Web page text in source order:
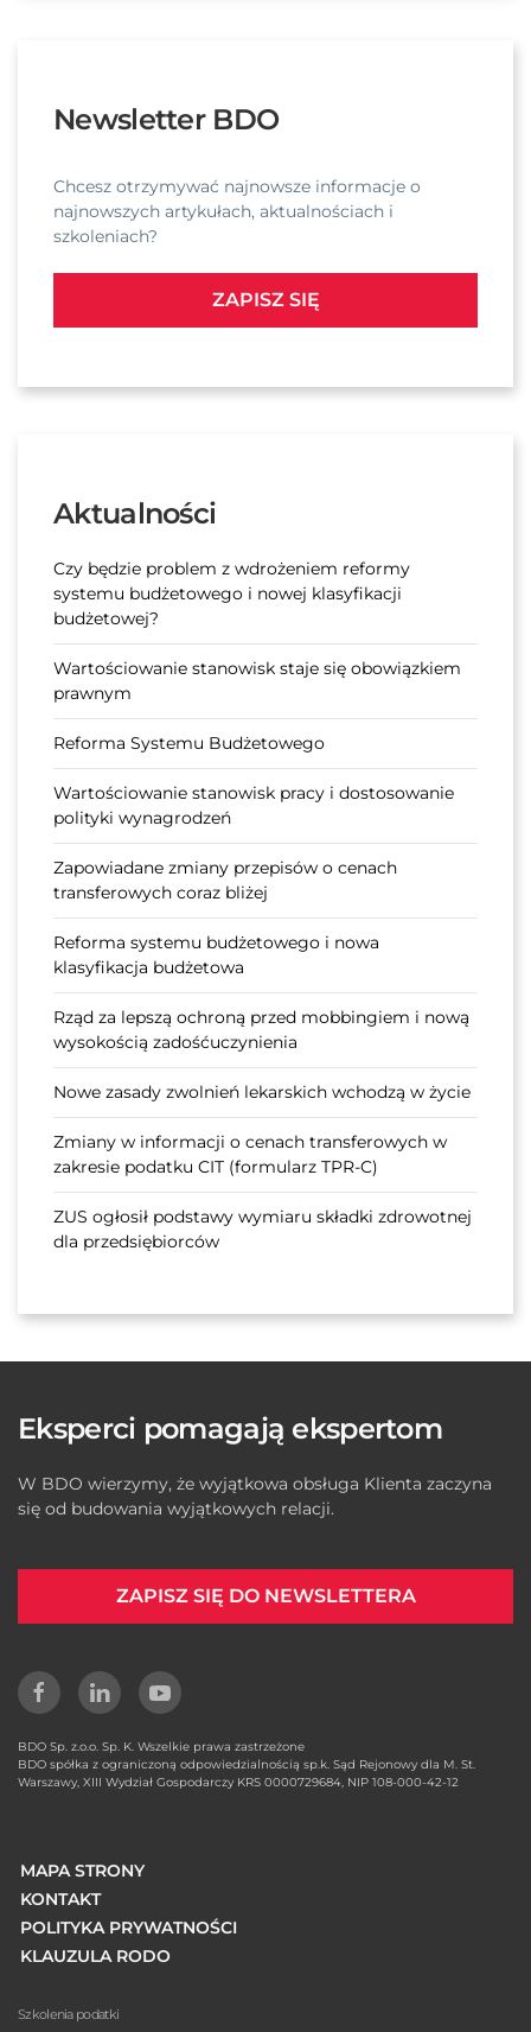
Newsletter BDO
Chcesz otrzymywać najnowsze informacje o
najnowszych artykułach, aktualnościach i
szkoleniach?
ZAPISZ SIĘ
Aktualności
Czy będzie problem z wdrożeniem reformy
systemu budżetowego i nowej klasyfikacji
budżetowej?
Wartościowanie stanowisk staje się obowiązkiem
prawnym
Reforma Systemu Budżetowego
Wartościowanie stanowisk pracy i dostosowanie
polityki wynagrodzeń
Zapowiadane zmiany przepisów o cenach
transferowych coraz bliżej
Reforma systemu budżetowego i nowa
klasyfikacja budżetowa
Rząd za lepszą ochroną przed mobbingiem i nową
wysokością zadośćuczynienia
Nowe zasady zwolnień lekarskich wchodzą w życie
Zmiany w informacji o cenach transferowych w
zakresie podatku CIT (formularz TPR-C)
ZUS ogłosił podstawy wymiaru składki zdrowotnej
dla przedsiębiorców
Eksperci pomagają ekspertom
W BDO wierzymy, że wyjątkowa obsługa Klienta zaczyna
się od budowania wyjątkowych relacji.
ZAPISZ SIĘ DO NEWSLETTERA
BDO Sp. z.o.o. Sp. K. Wszelkie prawa zastrzeżone
BDO spółka z ograniczoną odpowiedzialnością sp.k. Sąd Rejonowy dla M. St.
Warszawy, XIII Wydział Gospodarczy KRS 0000729684, NIP 108-000-42-12
MAPA STRONY
KONTAKT
POLITYKA PRYWATNOŚCI
KLAUZULA RODO
Szkolenia podatki